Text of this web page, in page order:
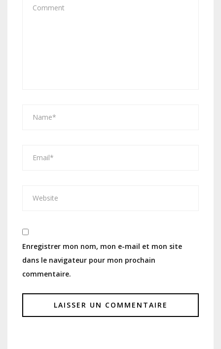
Enregistrer mon nom, mon e-mail et mon site
dans le navigateur pour mon prochain
commentaire.